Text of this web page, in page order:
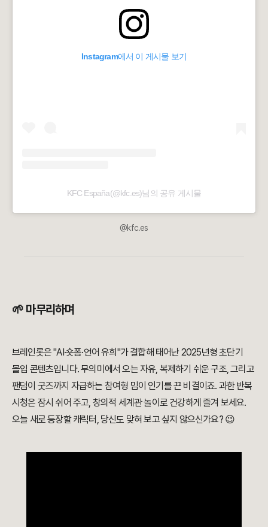
Instagram에서 이 게시물 보기
KFC España(@kfc.es)님의 공유 게시물
@kfc.es
🌱 마무리하며
브레인롯은 "AI·숏폼·언어 유희"가 결합해 태어난 2025년형 초단기
몰입 콘텐츠입니다. 무의미에서 오는 자유, 복제하기 쉬운 구조, 그리고
팬덤이 굿즈까지 자급하는 참여형 밈이 인기를 끈 비결이죠. 과한 반복
시청은 잠시 쉬어 주고, 창의적 세계관 놀이로 건강하게 즐겨 보세요.
오늘 새로 등장할 캐릭터, 당신도 맞혀 보고 싶지 않으신가요? 😉